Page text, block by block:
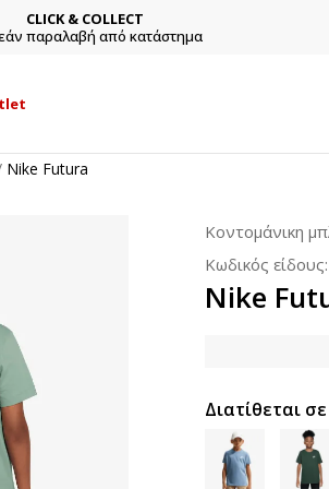
CLICK & COLLECT
παραλαβή από κατάστημα
Nike Futura
Κοντομάνικη
Κωδικός είδους:
Nike
Διατίθεται